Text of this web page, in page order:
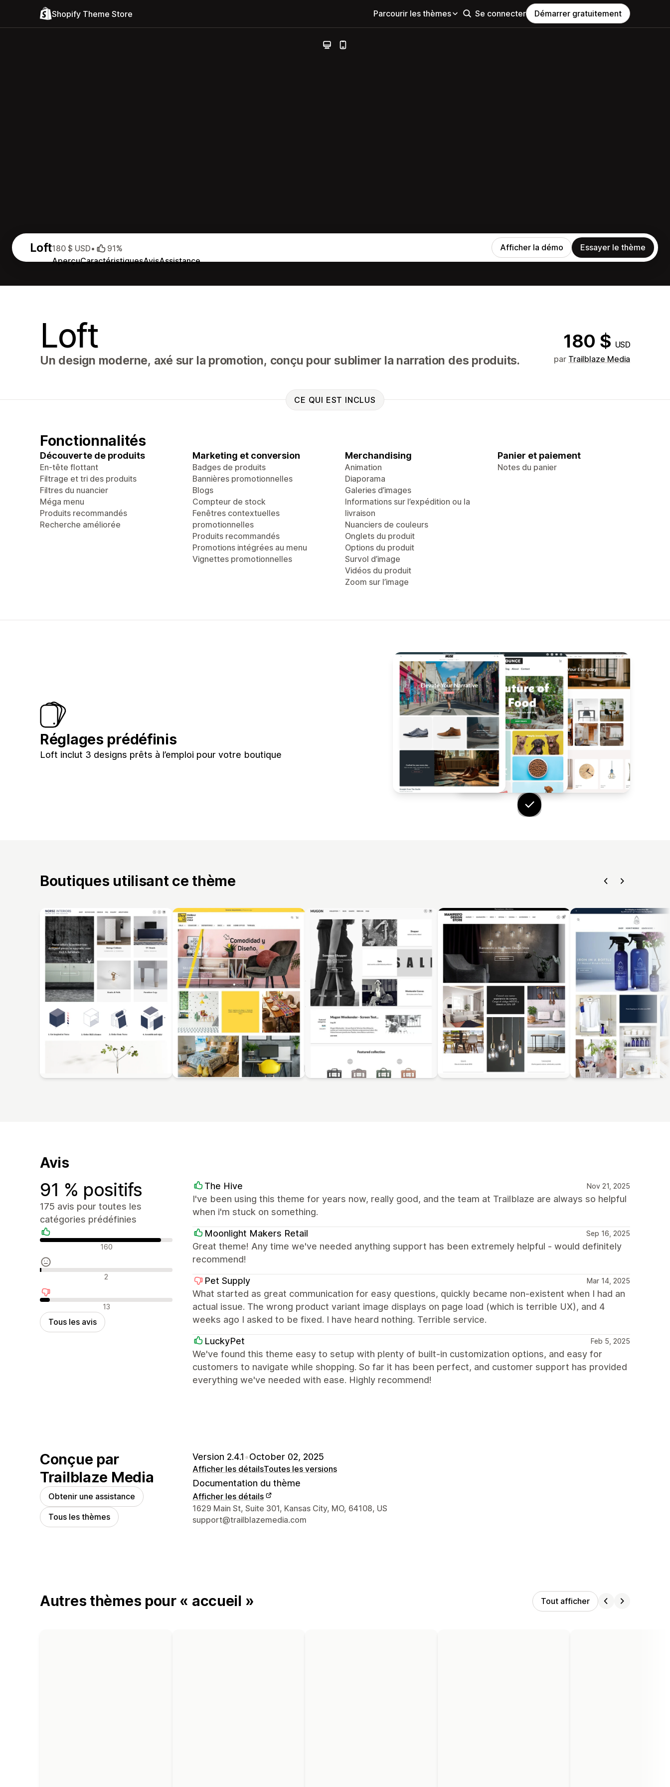
Shopify Theme Store Parcourir les thèmes Se connecter Démarrer gratuitement
Loft
AperçuCaractéristiquesAvisAssistance
180 $ USD• 91% Afficher la démo Essayer le thème
Loft 180 $ USD
Un design moderne, axé sur la promotion, conçu pour sublimer la narration des produits. par Trailblaze Media
CE QUI EST INCLUS
Fonctionnalités
Découverte de produits
En-tête flottant
Filtrage et tri des produits
Filtres du nuancier
Méga menu
Produits recommandés
Recherche améliorée
Marketing et conversion
Badges de produits
Bannières promotionnelles
Blogs
Compteur de stock
Fenêtres contextuelles
promotionnelles
Produits recommandés
Promotions intégrées au menu
Vignettes promotionnelles
Merchandising
Animation
Diaporama
Galeries d’images
Informations sur l’expédition ou la
livraison
Nuanciers de couleurs
Onglets du produit
Options du produit
Survol d’image
Vidéos du produit
Zoom sur l’image
Panier et paiement
Notes du panier
Réglages prédéfinis
Loft inclut 3 designs prêts à l’emploi pour votre boutique
Boutiques utilisant ce thème
Avis
91 % positifs
175 avis pour toutes les
catégories prédéfinies
Avis positifs 160
Avis neutres 2
Avis négatifs 13
Tous les avis
The Hive Nov 21, 2025
I've been using this theme for years now, really good, and the team at Trailblaze are always so helpful
when i'm stuck on something.
Moonlight Makers Retail Sep 16, 2025
Great theme! Any time we've needed anything support has been extremely helpful - would definitely
recommend!
Pet Supply Mar 14, 2025
What started as great communication for easy questions, quickly became non-existent when I had an
actual issue. The wrong product variant image displays on page load (which is terrible UX), and 4
weeks ago I asked to be fixed. I have heard nothing. Terrible service.
LuckyPet Feb 5, 2025
We've found this theme easy to setup with plenty of built-in customization options, and easy for
customers to navigate while shopping. So far it has been perfect, and customer support has provided
everything we've needed with ease. Highly recommend!
Conçue par
Trailblaze Media
Obtenir une assistance
Tous les thèmes
Version 2.4.1•October 02, 2025
Afficher les détailsToutes les versions
Documentation du thème
Afficher les détails
Coordonnées du concepteur
1629 Main St, Suite 301, Kansas City, MO, 64108, US
support@trailblazemedia.com
Autres thèmes pour « accueil » Tout afficher